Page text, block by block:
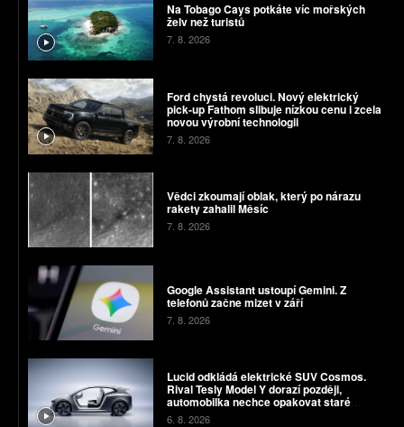
Na Tobago Cays potkáte víc mořských
želv než turistů
7. 8. 2026
Ford chystá revoluci. Nový elektrický
pick-up Fathom slibuje nízkou cenu i zcela
novou výrobní technologii
7. 8. 2026
Vědci zkoumají oblak, který po nárazu
rakety zahalil Měsíc
7. 8. 2026
Google Assistant ustoupí Gemini. Z
telefonů začne mizet v září
7. 8. 2026
Lucid odkládá elektrické SUV Cosmos.
Rival Tesly Model Y dorazí později,
automobilka nechce opakovat staré
chyby
6. 8. 2026